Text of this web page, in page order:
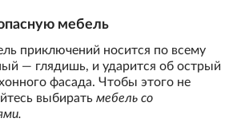
мебель
приключений носится по всему
— глядишь, и ударится об острый
фасада. Чтобы этого не
выбирать мебель со